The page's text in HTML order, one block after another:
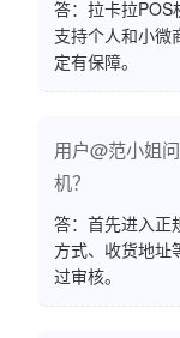
答：拉卡拉POS
支持个人和小微
定有保障。
用户@范小姐
机？
答：首先进入正
方式、收货地址
过审核。